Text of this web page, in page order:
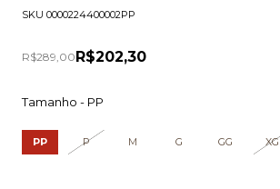
SKU 0000224400002PP
R$289,00 R$202,30
Tamanho - PP
PP P M G GG XG